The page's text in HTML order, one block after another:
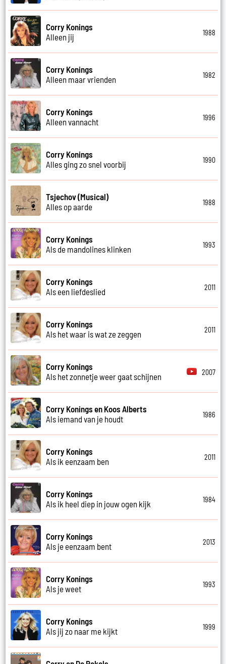
Corry Konings
Alleen jij
1988
Corry Konings
Alleen maar vrienden
1982
Corry Konings
Alleen vannacht
1996
Corry Konings
Alles ging zo snel voorbij
1990
Tsjechov (Musical)
Alles op aarde
1988
Corry Konings
Als de mandolines klinken
1993
Corry Konings
Als een liefdeslied
2011
Corry Konings
Als het waar is wat ze zeggen
2011
Corry Konings
Als het zonnetje weer gaat schijnen
2007
Corry Konings en Koos Alberts
Als iemand van je houdt
1986
Corry Konings
Als ik eenzaam ben
2011
Corry Konings
Als ik heel diep in jouw ogen kijk
1984
Corry Konings
Als je eenzaam bent
2013
Corry Konings
Als je weet
1993
Corry Konings
Als jij zo naar me kijkt
1999